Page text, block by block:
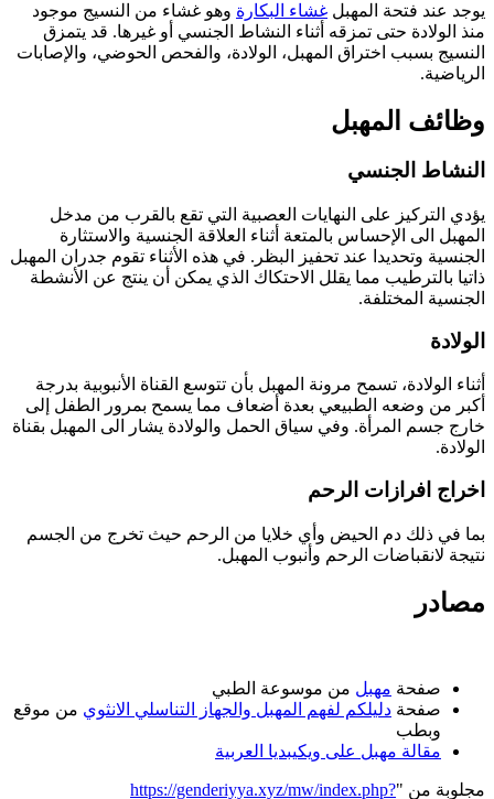
يوجد عند فتحة المهبل غشاء البكارة وهو غشاء من النسيج موجود
منذ الولادة حتى تمزقه أثناء النشاط الجنسي أو غيرها. قد يتمزق
النسيج بسبب اختراق المهبل، الولادة، والفحص الحوضي، والإصابات
الرياضية.
وظائف المهبل
النشاط الجنسي
يؤدي التركيز على النهايات العصبية التي تقع بالقرب من مدخل
المهبل الى الإحساس بالمتعة أثناء العلاقة الجنسية والاستثارة
الجنسية وتحديدا عند تحفيز البظر. في هذه الأثناء تقوم جدران المهبل
ذاتيا بالترطيب مما يقلل الاحتكاك الذي يمكن أن ينتج عن الأنشطة
الجنسية المختلفة.
الولادة
أثناء الولادة، تسمح مرونة المهبل بأن تتوسع القناة الأنبوبية بدرجة
أكبر من وضعه الطبيعي بعدة أضعاف مما يسمح بمرور الطفل إلى
خارج جسم المرأة. وفي سياق الحمل والولادة يشار الى المهبل بقناة
الولادة.
اخراج افرازات الرحم
بما في ذلك دم الحيض وأي خلايا من الرحم حيث تخرج من الجسم
نتيجة لانقباضات الرحم وأنبوب المهبل.
مصادر
صفحة مهبل من موسوعة الطبي
صفحة دليلكم لفهم المهبل والجهاز التناسلي الانثوي من موقع
وبطب
مقالة مهبل على ويكيبديا العربية
مجلوبة من "https://genderiyya.xyz/mw/index.php?